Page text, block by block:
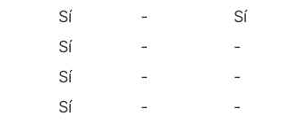
Sí -
Sí
Sí -
-
Sí -
-
Sí -
-